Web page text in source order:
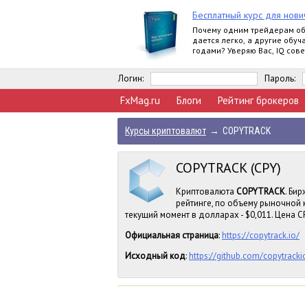
Бесплатный курс для
Почему одним трейдерам
дается легко, а другие
годами? Уверяю Вас, IQ
Логин: Пароль:
FxMag.ru Блоги Рейтинг брокеров
Курсы криптовалют → COPYTRACK
COPYTRACK (CPY)
Криптовалюта COPYTRACK.
рейтинге, по объему рыночной
текущий момент в долларах - $0,011. Цена
Официальная страница: https://copytrack.io/
Исходный код: https://github.com/